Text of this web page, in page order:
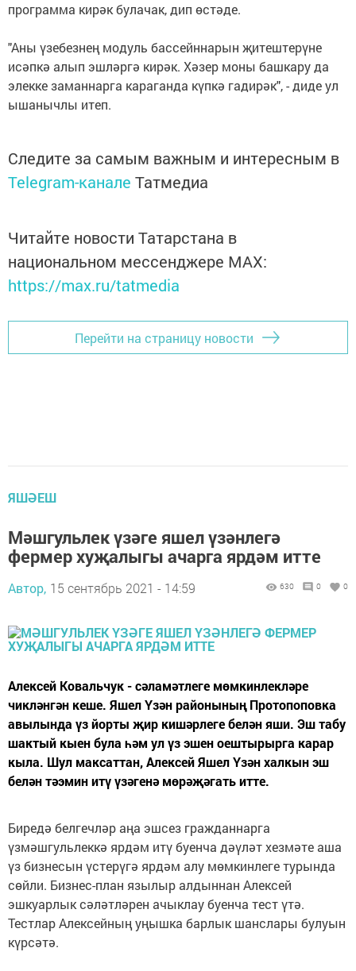
программа кирәк булачак, дип өстәде.
"Аны үзебезнең модуль бассейннарын җитештерүне
исәпкә алып эшләргә кирәк. Хәзер моны башкару да
элекке заманнарга караганда күпкә гадирәк", - диде ул
ышанычлы итеп.
Следите за самым важным и интересным в
Telegram-канале Татмедиа
Читайте новости Татарстана в
национальном мессенджере MАХ:
https://max.ru/tatmedia
Перейти на страницу новости
ЯШӘЕШ
Мәшгульлек үзәге яшел үзәнлегә
фермер хуҗалыгы ачарга ярдәм итте
Автор, 15 сентябрь 2021 - 14:59 630 0 0
Алексей Ковальчук - сәламәтлеге мөмкинлекләре
чикләнгән кеше. Яшел Үзән районының Протопоповка
авылында үз йорты җир кишәрлеге белән яши. Эш табу
шактый кыен була һәм ул үз эшен оештырырга карар
кыла. Шул максаттан, Алексей Яшел Үзән халкын эш
белән тәэмин итү үзәгенә мөрәҗәгать итте.
Биредә белгечләр аңа эшсез гражданнарга
үзмәшгульлеккә ярдәм итү буенча дәүләт хезмәте аша
үз бизнесын үстерүгә ярдәм алу мөмкинлеге турында
сөйли. Бизнес-план язылыр алдыннан Алексей
эшкуарлык сәләтләрен ачыклау буенча тест үтә.
Тестлар Алексейның уңышка барлык шанслары булуын
күрсәтә.